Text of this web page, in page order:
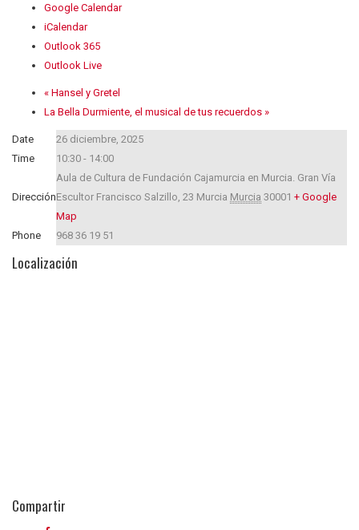
Google Calendar
iCalendar
Outlook 365
Outlook Live
« Hansel y Gretel
La Bella Durmiente, el musical de tus recuerdos »
Date
26 diciembre, 2025
Time
10:30 - 14:00
Dirección
Aula de Cultura de Fundación Cajamurcia en Murcia. Gran Vía
Escultor Francisco Salzillo, 23 Murcia Murcia 30001 + Google
Map
Phone
968 36 19 51
Localización
Compartir